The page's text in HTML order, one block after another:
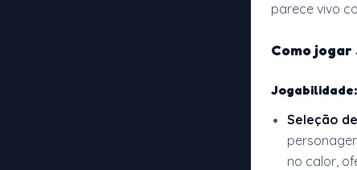
parece vivo
Como jogar
Jogabilidade:
Seleção
no calor,